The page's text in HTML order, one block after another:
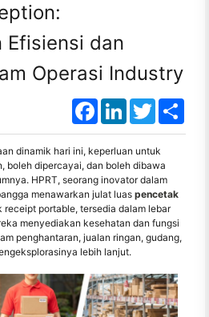
Efisiensi dan
Operasi Industry
FacebookLinkedInTwitter
dinamik hari ini, keperluan untuk
boleh dipercayai, dan boleh dibawa
HPRT, seorang inovator dalam
menawarkan julat luas pencetak
receipt portable, tersedia dalam lebar
menyediakan kesehatan dan fungsi
penghantaran, jualan ringan, gudang,
lebih lanjut.